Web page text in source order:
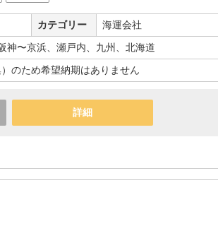
カテゴリー
海運会社
〜京浜、瀬戸内、九州、北海道
のため希望納期はありません
詳細